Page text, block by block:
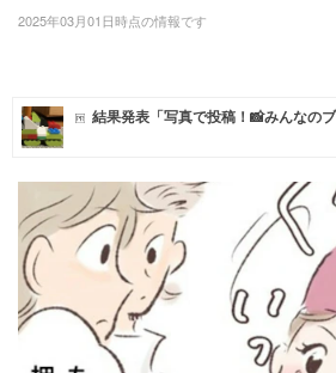
住まい
トレンド・イベント
2025年03月01日時点の情報です
結果発表「写真で投稿！📸みんなの